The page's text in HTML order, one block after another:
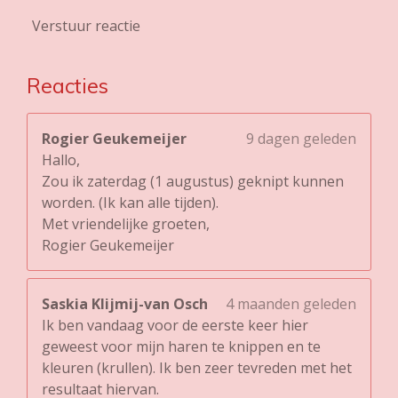
Verstuur reactie
Reacties
Rogier Geukemeijer
9 dagen geleden
Hallo,
Zou ik zaterdag (1 augustus) geknipt kunnen
worden. (Ik kan alle tijden).
Met vriendelijke groeten,
Rogier Geukemeijer
Saskia Klijmij-van Osch
4 maanden geleden
Ik ben vandaag voor de eerste keer hier
geweest voor mijn haren te knippen en te
kleuren (krullen). Ik ben zeer tevreden met het
resultaat hiervan.